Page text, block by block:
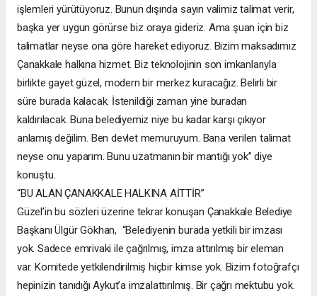
işlemleri yürütüyoruz. Bunun dışında sayın valimiz talimat verir,
başka yer uygun görürse biz oraya gideriz. Ama şuan için biz
talimatlar neyse ona göre hareket ediyoruz. Bizim maksadımız
Çanakkale halkına hizmet. Biz teknolojinin son imkanlarıyla
birlikte gayet güzel, modern bir merkez kuracağız. Belirli bir
süre burada kalacak. İstenildiği zaman yine buradan
kaldırılacak. Buna belediyemiz niye bu kadar karşı çıkıyor
anlamış değilim. Ben devlet memuruyum. Bana verilen talimat
neyse onu yaparım. Bunu uzatmanın bir mantığı yok” diye
konuştu.
“BU ALAN ÇANAKKALE HALKINA AİTTİR”
Güzel’in bu sözleri üzerine tekrar konuşan Çanakkale Belediye
Başkanı Ülgür Gökhan, “Belediyenin burada yetkili bir imzası
yok. Sadece emrivaki ile çağrılmış, imza attırılmış bir eleman
var. Komitede yetkilendirilmiş hiçbir kimse yok. Bizim fotoğrafçı
hepinizin tanıdığı Aykut’a imzalattırılmış. Bir çağrı mektubu yok.